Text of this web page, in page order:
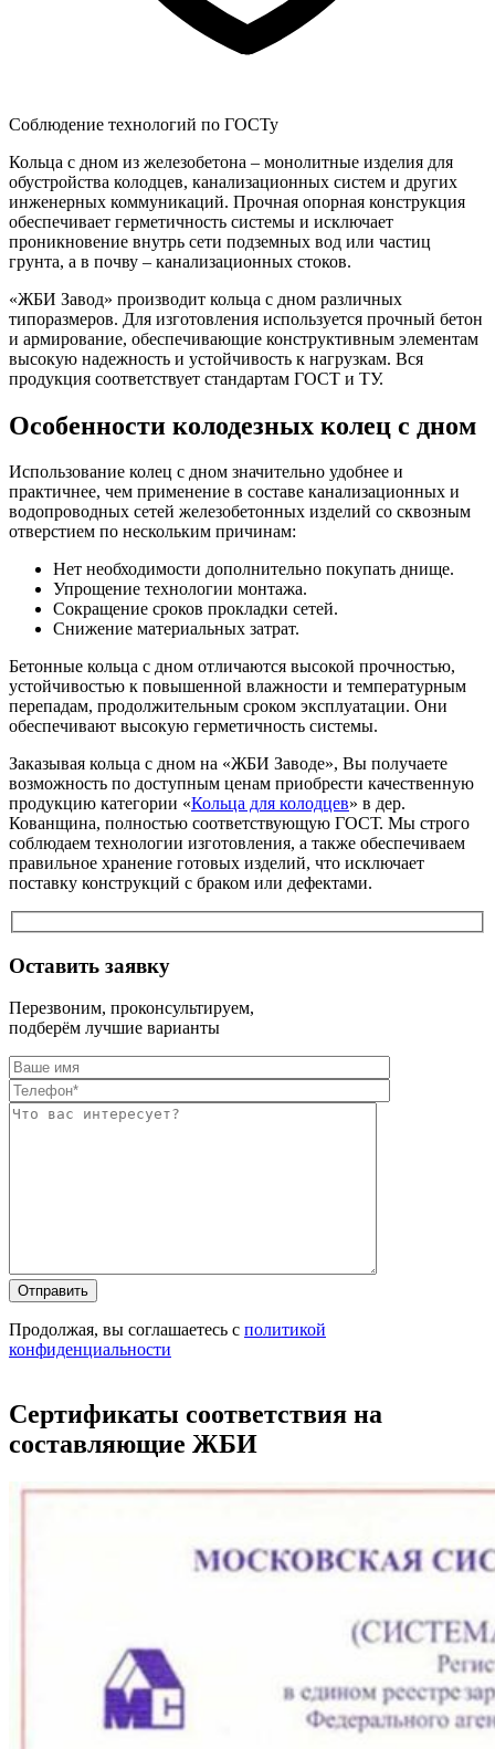
Соблюдение технологий по ГОСТу
Кольца с дном из железобетона – монолитные изделия для
обустройства колодцев, канализационных систем и других
инженерных коммуникаций. Прочная опорная конструкция
обеспечивает герметичность системы и исключает
проникновение внутрь сети подземных вод или частиц
грунта, а в почву – канализационных стоков.
«ЖБИ Завод» производит кольца с дном различных
типоразмеров. Для изготовления используется прочный бетон
и армирование, обеспечивающие конструктивным элементам
высокую надежность и устойчивость к нагрузкам. Вся
продукция соответствует стандартам ГОСТ и ТУ.
Особенности колодезных колец с дном
Использование колец с дном значительно удобнее и
практичнее, чем применение в составе канализационных и
водопроводных сетей железобетонных изделий со сквозным
отверстием по нескольким причинам:
Нет необходимости дополнительно покупать днище.
Упрощение технологии монтажа.
Сокращение сроков прокладки сетей.
Снижение материальных затрат.
Бетонные кольца с дном отличаются высокой прочностью,
устойчивостью к повышенной влажности и температурным
перепадам, продолжительным сроком эксплуатации. Они
обеспечивают высокую герметичность системы.
Заказывая кольца с дном на «ЖБИ Заводе», Вы получаете
возможность по доступным ценам приобрести качественную
продукцию категории «Кольца для колодцев» в дер.
Кованщина, полностью соответствующую ГОСТ. Мы строго
соблюдаем технологии изготовления, а также обеспечиваем
правильное хранение готовых изделий, что исключает
поставку конструкций с браком или дефектами.
Оставить заявку
Перезвоним, проконсультируем,
подберём лучшие варианты
Продолжая, вы соглашаетесь с политикой
конфиденциальности
Сертификаты соответствия на
составляющие ЖБИ